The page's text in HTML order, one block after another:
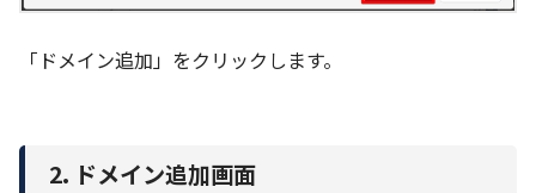
「ドメイン追加」をクリックします。
2. ドメイン追加画面